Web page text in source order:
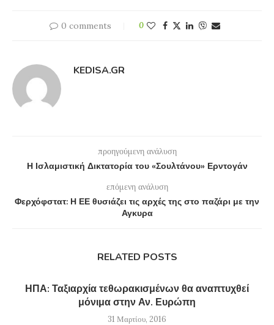
0 comments 0
KEDISA.GR
προηγούμενη ανάλυση
Η Ισλαμιστική Δικτατορία του «Σουλτάνου» Ερντογάν
επόμενη ανάλυση
Φερχόφστατ: Η ΕΕ θυσιάζει τις αρχές της στο παζάρι με την
Αγκυρα
RELATED POSTS
ΗΠΑ: Ταξιαρχία τεθωρακισμένων θα αναπτυχθεί
μόνιμα στην Αν. Ευρώπη
31 Μαρτίου, 2016